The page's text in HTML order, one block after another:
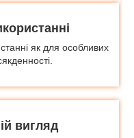
як для особливих
вигляд